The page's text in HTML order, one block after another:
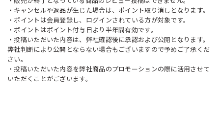
・キャンセルや返品が生じた場合は、ポイント取り消しとなります。
・ポイントは会員登録し、ログインされている方が対象です。
・ポイントはポイント付与日より半年間有効です。
・投稿いただいた内容は、弊社確認後に承認および公開となります。
弊社判断により公開とならない場合もございますので予めご了承くだ
さい。
・投稿いただいた内容を弊社商品のプロモーションの際に活用させて
いただくことがございます。